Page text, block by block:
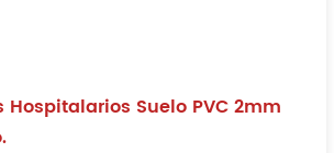
Hospitalarios Suelo PVC 2mm